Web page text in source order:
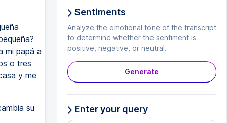
mi papá a
o tres
y me
su
Sentiments
Analyze the emotional tone of the transcript
to determine whether the sentiment is
positive, negative, or neutral.
Generate
Enter your query